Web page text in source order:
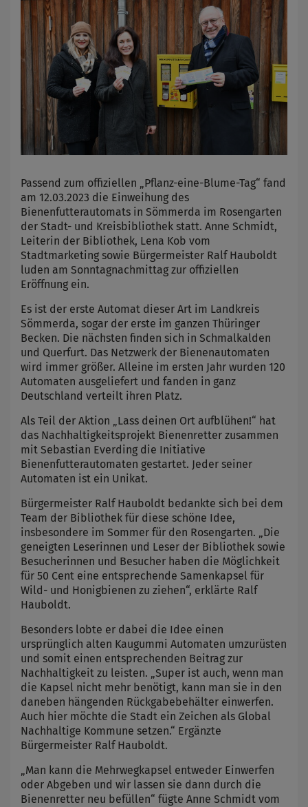
Passend zum offiziellen „Pflanz-eine-Blume-Tag“ fand
am 12.03.2023 die Einweihung des
Bienenfutterautomats in Sömmerda im Rosengarten
der Stadt- und Kreisbibliothek statt. Anne Schmidt,
Leiterin der Bibliothek, Lena Kob vom
Stadtmarketing sowie Bürgermeister Ralf Hauboldt
luden am Sonntagnachmittag zur offiziellen
Eröffnung ein.
Es ist der erste Automat dieser Art im Landkreis
Sömmerda, sogar der erste im ganzen Thüringer
Becken. Die nächsten finden sich in Schmalkalden
und Querfurt. Das Netzwerk der Bienenautomaten
wird immer größer. Alleine im ersten Jahr wurden 120
Automaten ausgeliefert und fanden in ganz
Deutschland verteilt ihren Platz.
Als Teil der Aktion „Lass deinen Ort aufblühen!“ hat
das Nachhaltigkeitsprojekt Bienenretter zusammen
mit Sebastian Everding die Initiative
Bienenfutterautomaten gestartet. Jeder seiner
Automaten ist ein Unikat.
Bürgermeister Ralf Hauboldt bedankte sich bei dem
Team der Bibliothek für diese schöne Idee,
insbesondere im Sommer für den Rosengarten. „Die
geneigten Leserinnen und Leser der Bibliothek sowie
Besucherinnen und Besucher haben die Möglichkeit
für 50 Cent eine entsprechende Samenkapsel für
Wild- und Honigbienen zu ziehen“, erklärte Ralf
Hauboldt.
Besonders lobte er dabei die Idee einen
ursprünglich alten Kaugummi Automaten umzurüsten
und somit einen entsprechenden Beitrag zur
Nachhaltigkeit zu leisten. „Super ist auch, wenn man
die Kapsel nicht mehr benötigt, kann man sie in den
daneben hängenden Rückgabebehälter einwerfen.
Auch hier möchte die Stadt ein Zeichen als Global
Nachhaltige Kommune setzen.“ Ergänzte
Bürgermeister Ralf Hauboldt.
„Man kann die Mehrwegkapsel entweder Einwerfen
oder Abgeben und wir lassen sie dann durch die
Bienenretter neu befüllen“ fügte Anne Schmidt vom